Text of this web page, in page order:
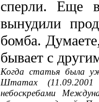
сперли. Еще
вынудили
бомба.
бывает с
Когда статья была
Штатах (11.09.2001
небоскребами